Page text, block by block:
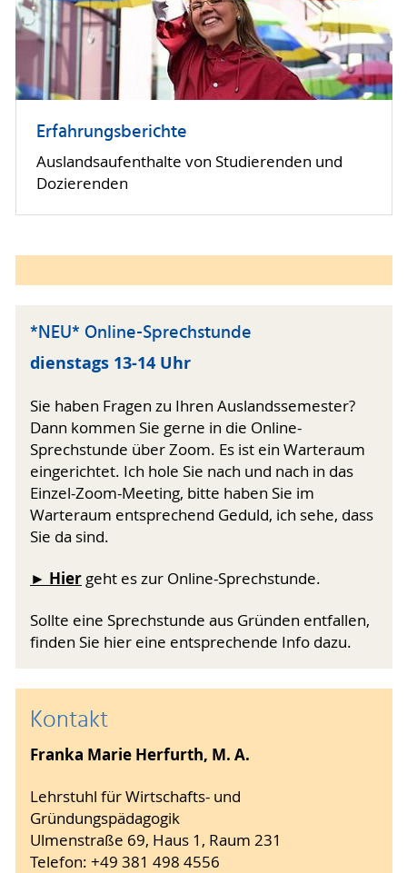
Erfahrungsberichte
Auslandsaufenthalte von Studierenden und
Dozierenden
*NEU* Online-Sprechstunde
dienstags 13-14 Uhr
Sie haben Fragen zu Ihren Auslandssemester?
Dann kommen Sie gerne in die Online-
Sprechstunde über Zoom. Es ist ein Warteraum
eingerichtet. Ich hole Sie nach und nach in das
Einzel-Zoom-Meeting, bitte haben Sie im
Warteraum entsprechend Geduld, ich sehe, dass
Sie da sind.
► Hier geht es zur Online-Sprechstunde.
Sollte eine Sprechstunde aus Gründen entfallen,
finden Sie hier eine entsprechende Info dazu.
Kontakt
Franka Marie Herfurth, M. A.
Lehrstuhl für Wirtschafts- und
Gründungspädagogik
Ulmenstraße 69, Haus 1, Raum 231
Telefon: +49 381 498 4556